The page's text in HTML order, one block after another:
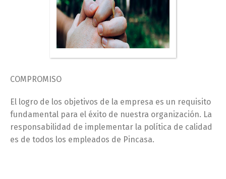
COMPROMISO
El logro de los objetivos de la empresa es un requisito
fundamental para el éxito de nuestra organización. La
responsabilidad de implementar la política de calidad
es de todos los empleados de Pincasa.